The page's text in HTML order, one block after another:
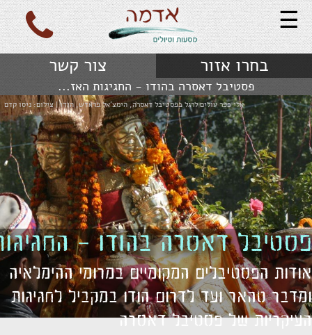
☰
צור קשר בחרו אזור
פסטיבל דאסרה בהודו - החגיגות האז...
אלי כפר עולים לרגל בפסטיבל דאסרה, הימצ'אל פראדש, הודו | צילום: ניסו קדם
פסטיבל דאסרה בהודו -
אודות הפסטיבלים המקומיים במרומי ההימלאיה
ומדבר טהאר ועד לדרום הודו במקביל לחגיגות
העיקריות של פסטיבל דאסרה